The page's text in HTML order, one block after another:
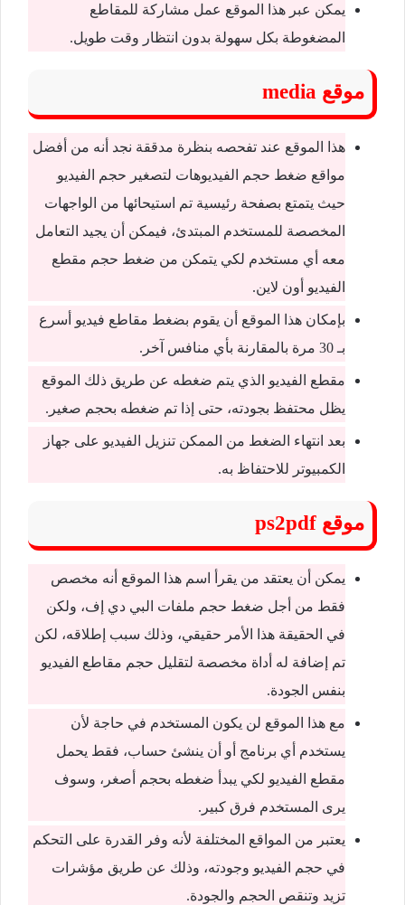
يمكن عبر هذا الموقع عمل مشاركة للمقاطع
المضغوطة بكل سهولة بدون انتظار وقت طويل.
موقع media
هذا الموقع عند تفحصه بنظرة مدققة نجد أنه من أفضل
مواقع ضغط حجم الفيديوهات لتصغير حجم الفيديو
حيث يتمتع بصفحة رئيسية تم استيحائها من الواجهات
المخصصة للمستخدم المبتدئ، فيمكن أن يجيد التعامل
معه أي مستخدم لكي يتمكن من ضغط حجم مقطع
الفيديو أون لاين.
بإمكان هذا الموقع أن يقوم بضغط مقاطع فيديو أسرع
بـ 30 مرة بالمقارنة بأي منافس آخر.
مقطع الفيديو الذي يتم ضغطه عن طريق ذلك الموقع
يظل محتفظ بجودته، حتى إذا تم ضغطه بحجم صغير.
بعد انتهاء الضغط من الممكن تنزيل الفيديو على جهاز
الكمبيوتر للاحتفاظ به.
موقع ps2pdf
يمكن أن يعتقد من يقرأ اسم هذا الموقع أنه مخصص
فقط من أجل ضغط حجم ملفات البي دي إف، ولكن
في الحقيقة هذا الأمر حقيقي، وذلك سبب إطلاقه، لكن
تم إضافة له أداة مخصصة لتقليل حجم مقاطع الفيديو
بنفس الجودة.
مع هذا الموقع لن يكون المستخدم في حاجة لأن
يستخدم أي برنامج أو أن ينشئ حساب، فقط يحمل
مقطع الفيديو لكي يبدأ ضغطه بحجم أصغر، وسوف
يرى المستخدم فرق كبير.
يعتبر من المواقع المختلفة لأنه وفر القدرة على التحكم
في حجم الفيديو وجودته، وذلك عن طريق مؤشرات
تزيد وتنقص الحجم والجودة.